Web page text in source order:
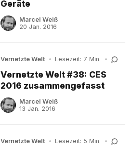
Geräte
Marcel Weiß
20 Jan. 2016
Vernetzte Welt • Lesezeit: 7 Min. •
Vernetzte Welt #38: CES
2016 zusammengefasst
Marcel Weiß
13 Jan. 2016
Vernetzte Welt • Lesezeit: 5 Min. •